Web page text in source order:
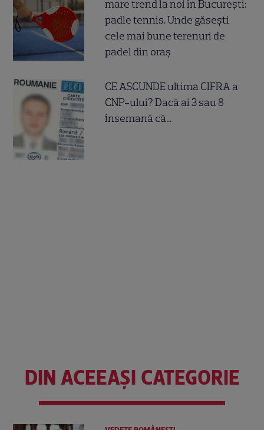
mare trend la noi în București:
padle tennis. Unde găsești
cele mai bune terenuri de
padel din oraș
CE ASCUNDE ultima CIFRA a
CNP-ului? Dacă ai 3 sau 8
însemană că...
DIN ACEEAȘI CATEGORIE